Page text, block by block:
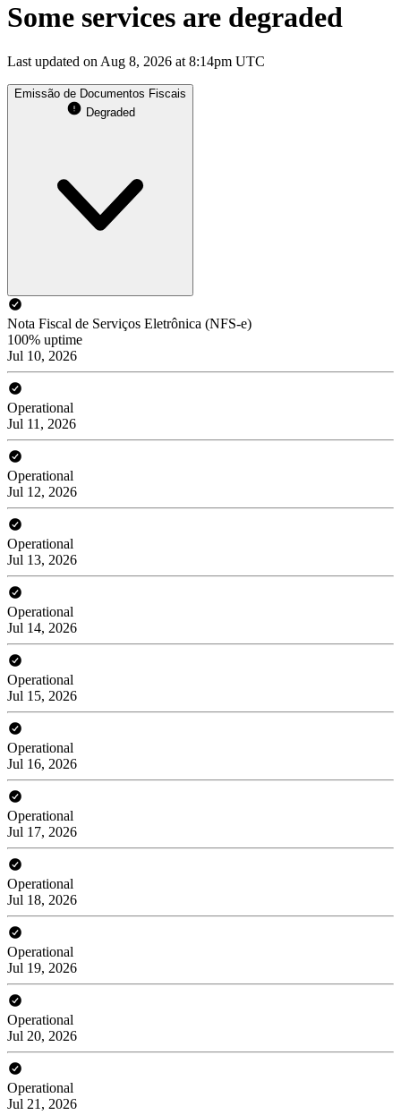
Some services are degraded
Last updated on Aug 8, 2026 at 8:14pm UTC
Emissão de Documentos Fiscais
Degraded
Nota Fiscal de Serviços Eletrônica (NFS-e)
100% uptime
Jul 10, 2026
Operational
Jul 11, 2026
Operational
Jul 12, 2026
Operational
Jul 13, 2026
Operational
Jul 14, 2026
Operational
Jul 15, 2026
Operational
Jul 16, 2026
Operational
Jul 17, 2026
Operational
Jul 18, 2026
Operational
Jul 19, 2026
Operational
Jul 20, 2026
Operational
Jul 21, 2026